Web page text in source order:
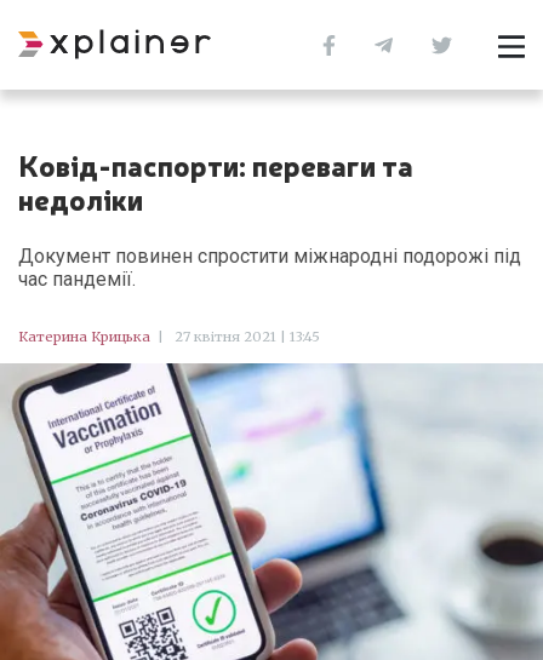
Ковід-паспорти: переваги та
недоліки
Документ повинен спростити міжнародні подорожі під
час пандемії.
Катерина Крицька 27 квітня 2021 | 13:45